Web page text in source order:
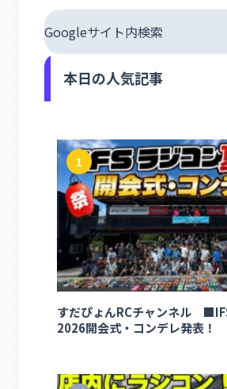
Googleサイト内検索
本日の人気記事
1
すだぴょんRCチャンネル
2026開会式・コンデレ発表！